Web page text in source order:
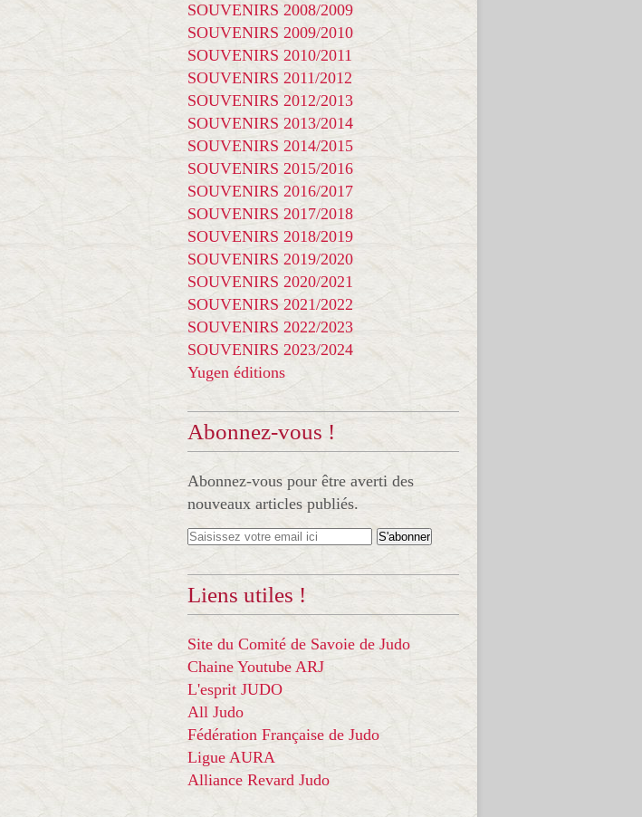
SOUVENIRS 2008/2009
SOUVENIRS 2009/2010
SOUVENIRS 2010/2011
SOUVENIRS 2011/2012
SOUVENIRS 2012/2013
SOUVENIRS 2013/2014
SOUVENIRS 2014/2015
SOUVENIRS 2015/2016
SOUVENIRS 2016/2017
SOUVENIRS 2017/2018
SOUVENIRS 2018/2019
SOUVENIRS 2019/2020
SOUVENIRS 2020/2021
SOUVENIRS 2021/2022
SOUVENIRS 2022/2023
SOUVENIRS 2023/2024
Yugen éditions
Abonnez-vous !
Abonnez-vous pour être averti des
nouveaux articles publiés.
Liens utiles !
Site du Comité de Savoie de Judo
Chaine Youtube ARJ
L'esprit JUDO
All Judo
Fédération Française de Judo
Ligue AURA
Alliance Revard Judo